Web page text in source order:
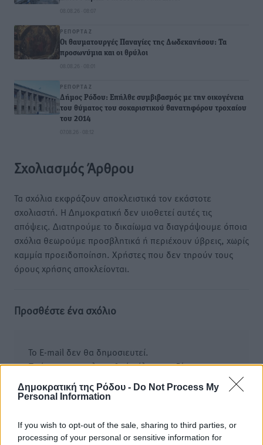
Δημοκρατική της Ρόδου - Do Not Process My
Personal Information
If you wish to opt-out of the sale, sharing to third parties, or
processing of your personal or sensitive information for
08.08.26 · 08:07
ΡΕΠΟΡΤΆΖ
Οι θαυματουργές Παναγίες της Δωδεκανήσου: Τα
προσωνύμια και οι θρύλοι
08.08.26 · 08:01
ΡΕΠΟΡΤΆΖ
Δήμος Ρόδου: Επήλθε συμβιβασμός με την οικογένεια
του θύματος του σοκαριστικού θανατηφόρου τροχαίου
του 2014
07.08.26 · 08:12
Σχολιασμός Άρθρου
Τα σχόλια εκφράζουν αποκλειστικά τον εκάστοτε
σχολιαστή. Η Δημοκρατική δεν υιοθετεί αυτές τις
απόψεις. Διατηρούμε το δικαίωμα να διαγράψουμε όποια
σχόλια θεωρούμε προσβλητικά ή περιέχουν ύβρεις, χωρίς
καμμία προειδοποίηση. Χρήστες που δεν τηρούν τους
όρους χρήσης αποκλείονται.
Προσθέστε ένα σχόλιο
Το E-mail δεν θα δημοσιευτεί.
Πρέπει να συμπληρωθούν όλα τα πεδία για την
υποβολή του σχολίου.